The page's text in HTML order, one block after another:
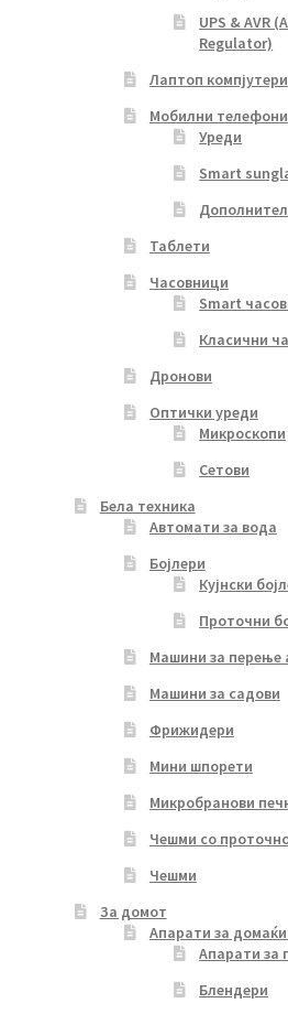
UPS & AVR
Regulator)
Лаптоп компјутери
Мобилни телефони
Уреди
Smart
Таблети
Часовници
Smart
Класични
Дронови
Оптички уреди
Микроскопи
Сетови
Бела техника
Автомати за вода
Бојлери
Кујнски
Проточни
Машини за перење
Машини за садови
Фрижидери
Мини шпорети
Микробранови
Чешми со
Чешми
За домот
Апарати за
Апарати за
Блендери